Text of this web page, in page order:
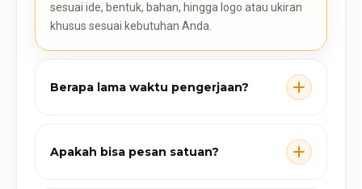
sesuai ide, bentuk, bahan, hingga logo atau ukiran
khusus sesuai kebutuhan Anda.
Berapa lama waktu pengerjaan?
Apakah bisa pesan satuan?